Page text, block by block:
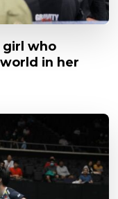
girl who
in her